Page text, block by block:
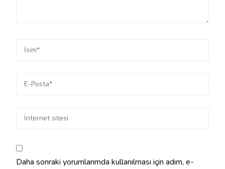
Daha sonraki yorumlarımda kullanılması için adım, e-